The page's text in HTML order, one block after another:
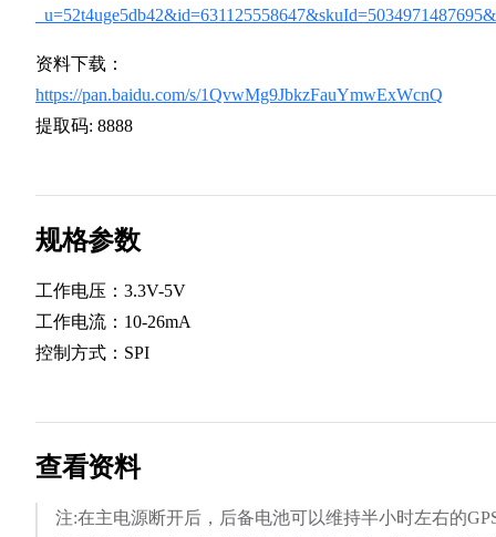
资料下载：
https://pan.baidu.com/s/1QvwMg9JbkzFauYmwExWcnQ
提取码: 8888
规格参数
工作电压：3.3V-5V
工作电流：10-26mA
控制方式：SPI
查看资料
注:在主电源断开后，后备电池可以维持半小时左右的